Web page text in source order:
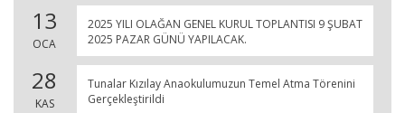
13
OCA
2025 YILI OLAĞAN GENEL KURUL TOPLANTISI 9 ŞUBAT
2025 PAZAR GÜNÜ YAPILACAK.
28
KAS
Tunalar Kızılay Anaokulumuzun Temel Atma Törenini
Gerçekleştirildi